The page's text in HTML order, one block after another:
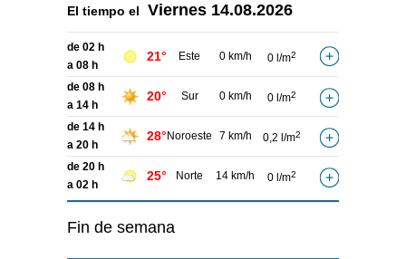
El tiempo el Viernes 14.08.2026
de 02 h
a 08 h
21° Este 0 km/h 0 l/m2
de 08 h
a 14 h
20° Sur 0 km/h 0 l/m2
de 14 h
a 20 h
28° Noroeste 7 km/h 0,2 l/m2
de 20 h
a 02 h
25° Norte 14 km/h 0 l/m2
Fin de semana